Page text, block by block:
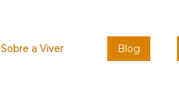
Sobre a Viver Blog